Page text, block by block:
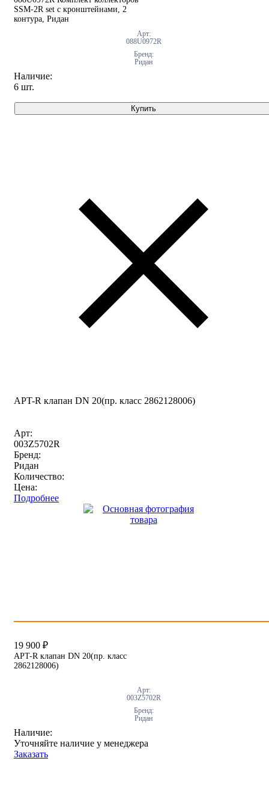
SSM-2R set с кронштейнами, 2
контура, Ридан
Арт:
088U0972R
Бренд:
Ридан
Наличие:
6 шт.
Купить
APT-R клапан DN 20(пр. класс 2862128006)
Арт:
003Z5702R
Бренд:
Ридан
Количество:
Цена:
Подробнее
19 900 ₽
APT-R клапан DN 20(пр. класс
2862128006)
Арт:
003Z5702R
Бренд:
Ридан
Наличие:
Уточняйте наличие у менеджера
Заказать